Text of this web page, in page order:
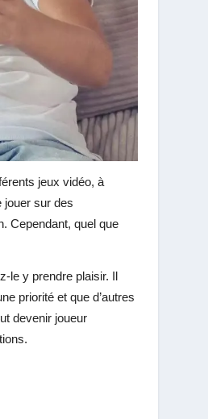
jeux vidéo, à
jouer sur des
Cependant, quel que
le y prendre plaisir. Il
priorité et que d’autres
devenir joueur